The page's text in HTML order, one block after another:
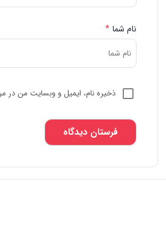
نام شما *
ذخیره نام، ایمیل و وبسایت من در